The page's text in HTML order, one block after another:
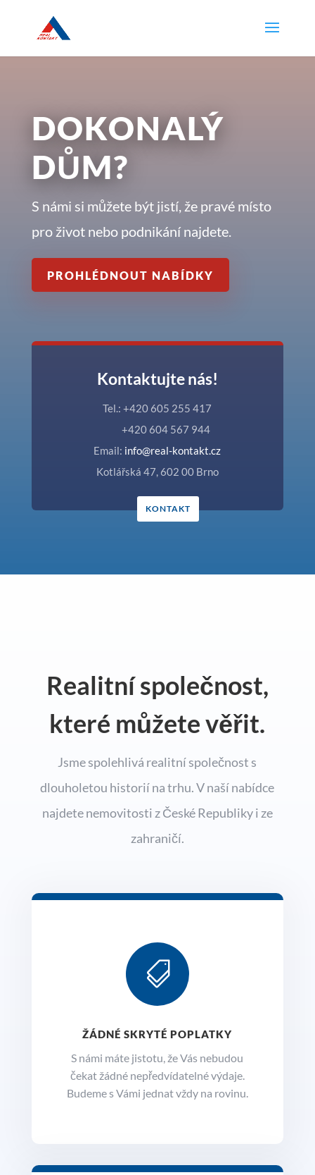
DOKONALÝ
DŮM?
S námi si můžete být jistí, že pravé místo
pro život nebo podnikání najdete.
PROHLÉDNOUT NABÍDKY
Kontaktujte nás!
Tel.: +420 605 255 417
+420 604 567 944
Email: info@real-kontakt.cz
Kotlářská 47, 602 00 Brno
KONTAKT
Realitní společnost,
které můžete věřit.
Jsme spolehlivá realitní společnost s
dlouholetou historií na trhu. V naší nabídce
najdete nemovitosti z České Republiky i ze
zahraničí.

ŽÁDNÉ SKRYTÉ POPLATKY
S námi máte jistotu, že Vás nebudou
čekat žádné nepředvídatelné výdaje.
Budeme s Vámi jednat vždy na rovinu.